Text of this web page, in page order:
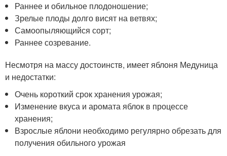
Раннее и обильное плодоношение;
Зрелые плоды долго висят на ветвях;
Самоопыляющийся сорт;
Раннее созревание.
Несмотря на массу достоинств, имеет яблоня Медуница
и недостатки:
Очень короткий срок хранения урожая;
Изменение вкуса и аромата яблок в процессе
хранения;
Взрослые яблони необходимо регулярно обрезать для
получения обильного урожая